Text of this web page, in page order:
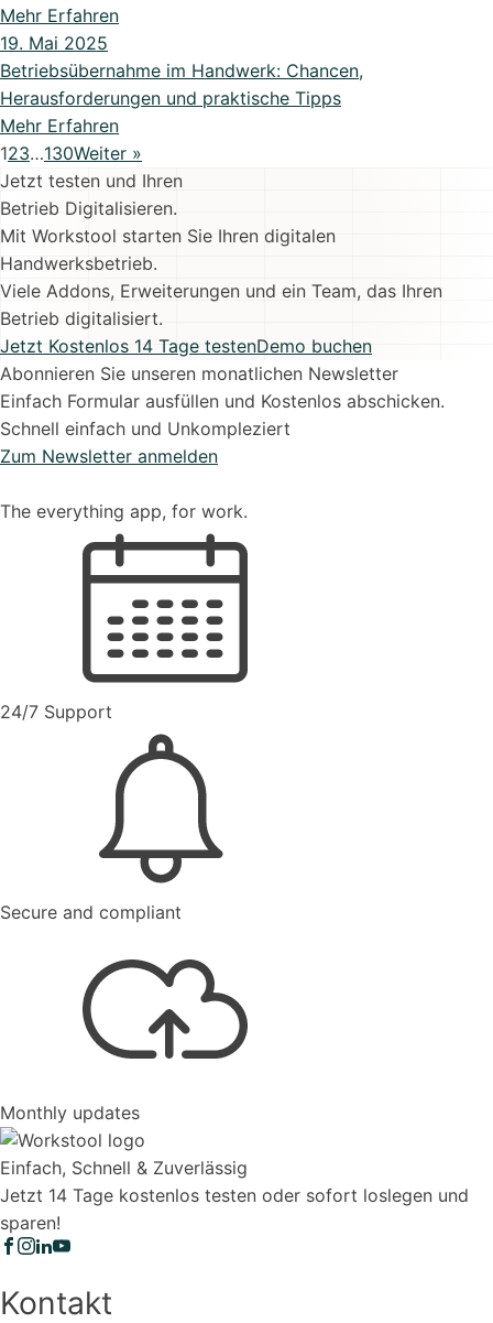
Mehr Erfahren
19. Mai 2025
Betriebsübernahme im Handwerk: Chancen,
Herausforderungen und praktische Tipps
Mehr Erfahren
123…130Weiter »
Jetzt testen und Ihren
Betrieb Digitalisieren.
Mit Workstool starten Sie Ihren digitalen
Handwerksbetrieb.
Viele Addons, Erweiterungen und ein Team, das Ihren
Betrieb digitalisiert.
Jetzt Kostenlos 14 Tage testenDemo buchen
Abonnieren Sie unseren monatlichen Newsletter
Einfach Formular ausfüllen und Kostenlos abschicken.
Schnell einfach und Unkompleziert
Zum Newsletter anmelden
The everything app, for work.
24/7 Support
Secure and compliant
Monthly updates
Einfach, Schnell & Zuverlässig
Jetzt 14 Tage kostenlos testen oder sofort loslegen und
sparen!
Kontakt